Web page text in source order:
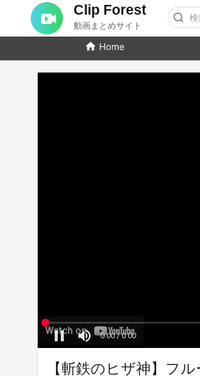
Clip Forest
動画まとめサイト
Home
【斬鉄のヒザ神】フ